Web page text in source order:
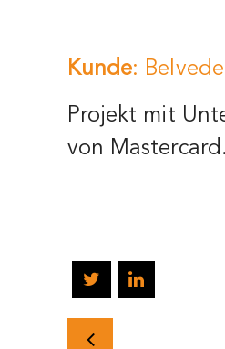
Kunde:
Projekt mit
von Mastercard.